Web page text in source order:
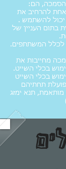
הם:
להרחיב את
יכול להשתמש .
בתום העניין של
מחייבות את
בכלי השייט.
בכלי השייט
תחתיהם
מותאמת, תנא ימזג